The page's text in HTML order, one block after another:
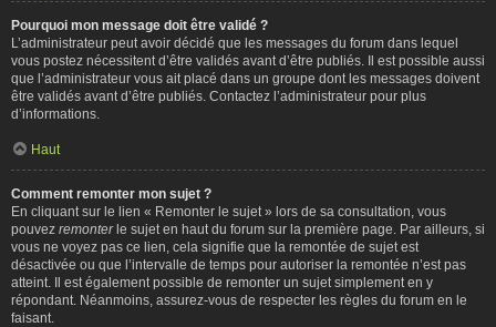
Pourquoi mon message doit être validé ?
L’administrateur peut avoir décidé que les messages du forum dans lequel
vous postez nécessitent d’être validés avant d’être publiés. Il est possible aussi
que l’administrateur vous ait placé dans un groupe dont les messages doivent
être validés avant d’être publiés. Contactez l’administrateur pour plus
d’informations.
Haut
Comment remonter mon sujet ?
En cliquant sur le lien « Remonter le sujet » lors de sa consultation, vous
pouvez remonterle sujet en haut du forum sur la première page. Par ailleurs, si
vous ne voyez pas ce lien, cela signifie que la remontée de sujet est
désactivée ou que l’intervalle de temps pour autoriser la remontée n’est pas
atteint. Il est également possible de remonter un sujet simplement en y
répondant. Néanmoins, assurez-vous de respecter les règles du forum en le
faisant.